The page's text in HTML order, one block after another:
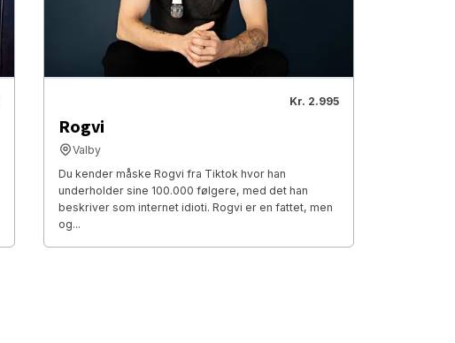
Kr. 2.995
Rogvi
Valby
Du kender måske Rogvi fra Tiktok hvor han
underholder sine 100.000 følgere, med det han
beskriver som internet idioti. Rogvi er en fattet, men
og...